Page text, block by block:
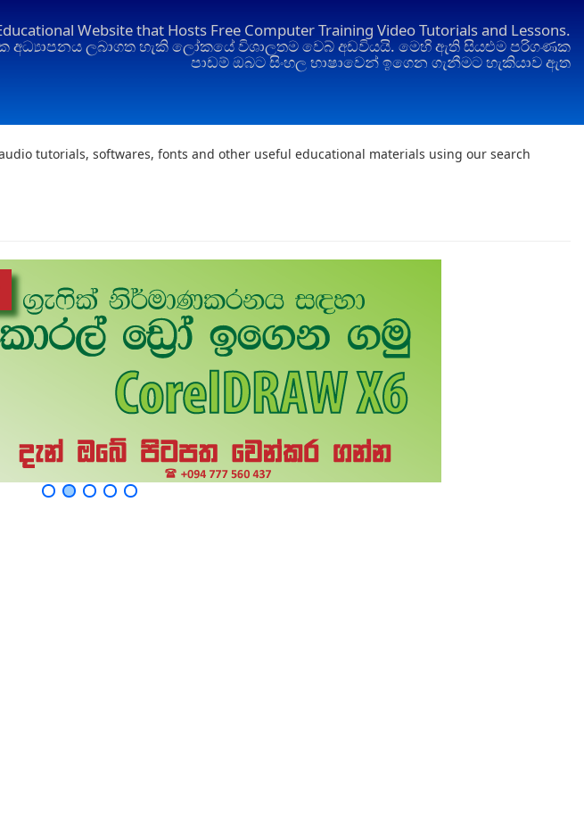
Website that Hosts Free Computer Training Video Tutorials and Lessons.
අධ්‍යාපනය ලබාගත හැකි ලෝකයේ විශාලතම වෙබ් අඩවියයි. මෙහි ඇති සියළුම පරිගණක
පාඩම් ඔබට සිංහල භාෂාවෙන් ඉගෙන ගැනීමට හැකියාව ඇත
tutorials, softwares, fonts and other useful educational materials using our search